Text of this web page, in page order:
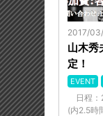
2017/
山木
定！
EVENT
日程：
(内2.5時